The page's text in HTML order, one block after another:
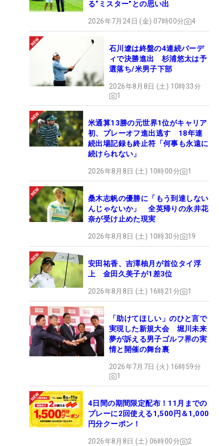
る“ミスター”との思い出
2026年7月24日 (金) 07時00分 4
石川遼は終盤の4連続バーデ
ィで決勝進出 杉浦悠太は予
選落ち/米男子下部
2026年8月8日 (土) 10時33分
1
米通算13勝の元世界1位がキャリア
初、プレーオフ進出逃す 18年連
続出場記録も終止符「何事も永遠に
続けられない」
2026年8月8日 (土) 10時00分 1
桑木志帆の優勝に「もう到達しない
んじゃないか」 全英帰りの永井花
奈が受け止めた現実
2026年8月8日 (土) 10時30分 19
安田祐香、吉澤柚月が首位タイ浮
上 金田久美子が1差3位
2026年8月8日 (土) 16時21分 1
「助けてほしい」のひと言で
実現した新規大会 堀川未来
夢が訴える男子ゴルフ界の実
情と開催の舞台裏
2026年7月7日 (火) 16時59分
1
4日間の期間限定配布！11月までの
プレーに2回使える1,500円＆1,000
円分クーポン！
2026年8月8日 (土) 06時00分 2